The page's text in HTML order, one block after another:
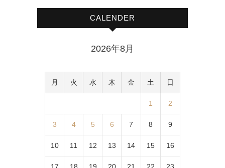
CALENDER
2026年8月
月 火 水 木 金 土 日
1 2
3 4 5 6 7 8 9
10 11 12 13 14 15 16
17 18 19 20 21 22 23